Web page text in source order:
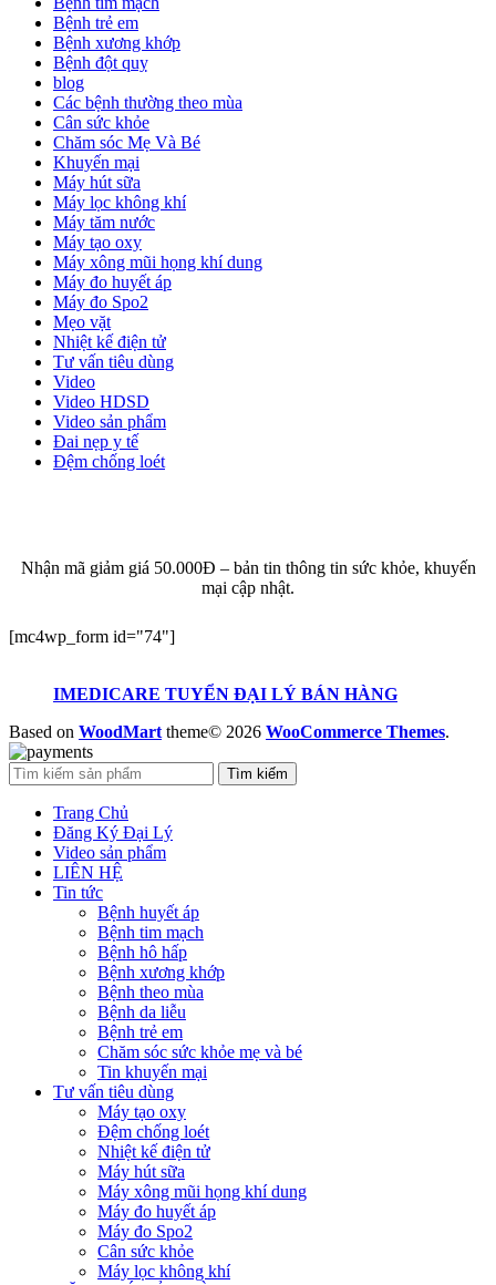
Bệnh trẻ em
Bệnh xương khớp
Bệnh đột quỵ
blog
Các bệnh thường theo mùa
Cân sức khỏe
Chăm sóc Mẹ Và Bé
Khuyến mại
Máy hút sữa
Máy lọc không khí
Máy tăm nước
Máy tạo oxy
Máy xông mũi họng khí dung
Máy đo huyết áp
Máy đo Spo2
Mẹo vặt
Nhiệt kế điện tử
Tư vấn tiêu dùng
Video
Video HDSD
Video sản phẩm
Đai nẹp y tế
Đệm chống loét
Nhận mã giảm giá 50.000Đ – bản tin thông tin sức khỏe, khuyến
mại cập nhật.
[mc4wp_form id="74"]
IMEDICARE TUYỂN ĐẠI LÝ BÁN HÀNG
Based on WoodMart theme© 2026 WooCommerce Themes.
Tìm kiếm
Trang Chủ
Đăng Ký Đại Lý
Video sản phẩm
LIÊN HỆ
Tin tức
Bệnh huyết áp
Bệnh tim mạch
Bệnh hô hấp
Bệnh xương khớp
Bệnh theo mùa
Bệnh da liễu
Bệnh trẻ em
Chăm sóc sức khỏe mẹ và bé
Tin khuyến mại
Tư vấn tiêu dùng
Máy tạo oxy
Đệm chống loét
Nhiệt kế điện tử
Máy hút sữa
Máy xông mũi họng khí dung
Máy đo huyết áp
Máy đo Spo2
Cân sức khỏe
Máy lọc không khí